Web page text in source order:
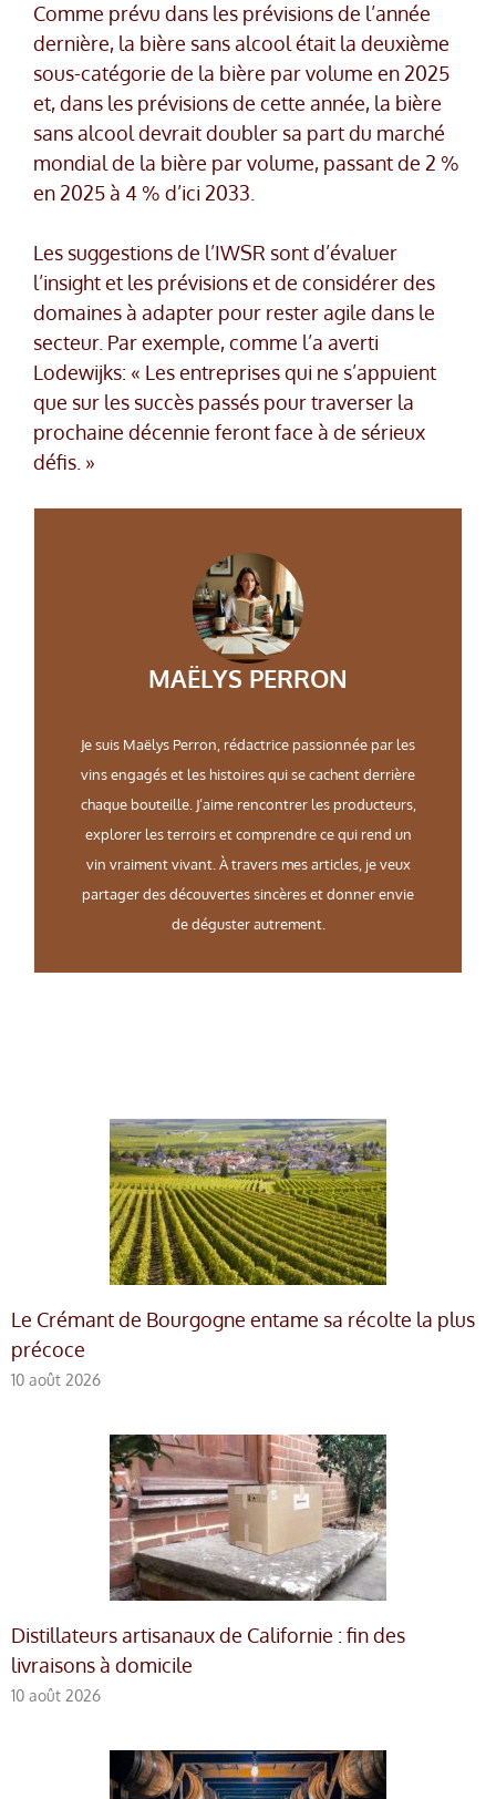
Comme prévu dans les prévisions de l’année
dernière, la bière sans alcool était la deuxième
sous-catégorie de la bière par volume en 2025
et, dans les prévisions de cette année, la bière
sans alcool devrait doubler sa part du marché
mondial de la bière par volume, passant de 2 %
en 2025 à 4 % d’ici 2033.
Les suggestions de l’IWSR sont d’évaluer
l’insight et les prévisions et de considérer des
domaines à adapter pour rester agile dans le
secteur. Par exemple, comme l’a averti
Lodewijks: « Les entreprises qui ne s’appuient
que sur les succès passés pour traverser la
prochaine décennie feront face à de sérieux
défis. »
MAËLYS PERRON
Je suis Maëlys Perron, rédactrice passionnée par les
vins engagés et les histoires qui se cachent derrière
chaque bouteille. J’aime rencontrer les producteurs,
explorer les terroirs et comprendre ce qui rend un
vin vraiment vivant. À travers mes articles, je veux
partager des découvertes sincères et donner envie
de déguster autrement.
Le Crémant de Bourgogne entame sa récolte la plus
précoce
10 août 2026
Distillateurs artisanaux de Californie : fin des
livraisons à domicile
10 août 2026